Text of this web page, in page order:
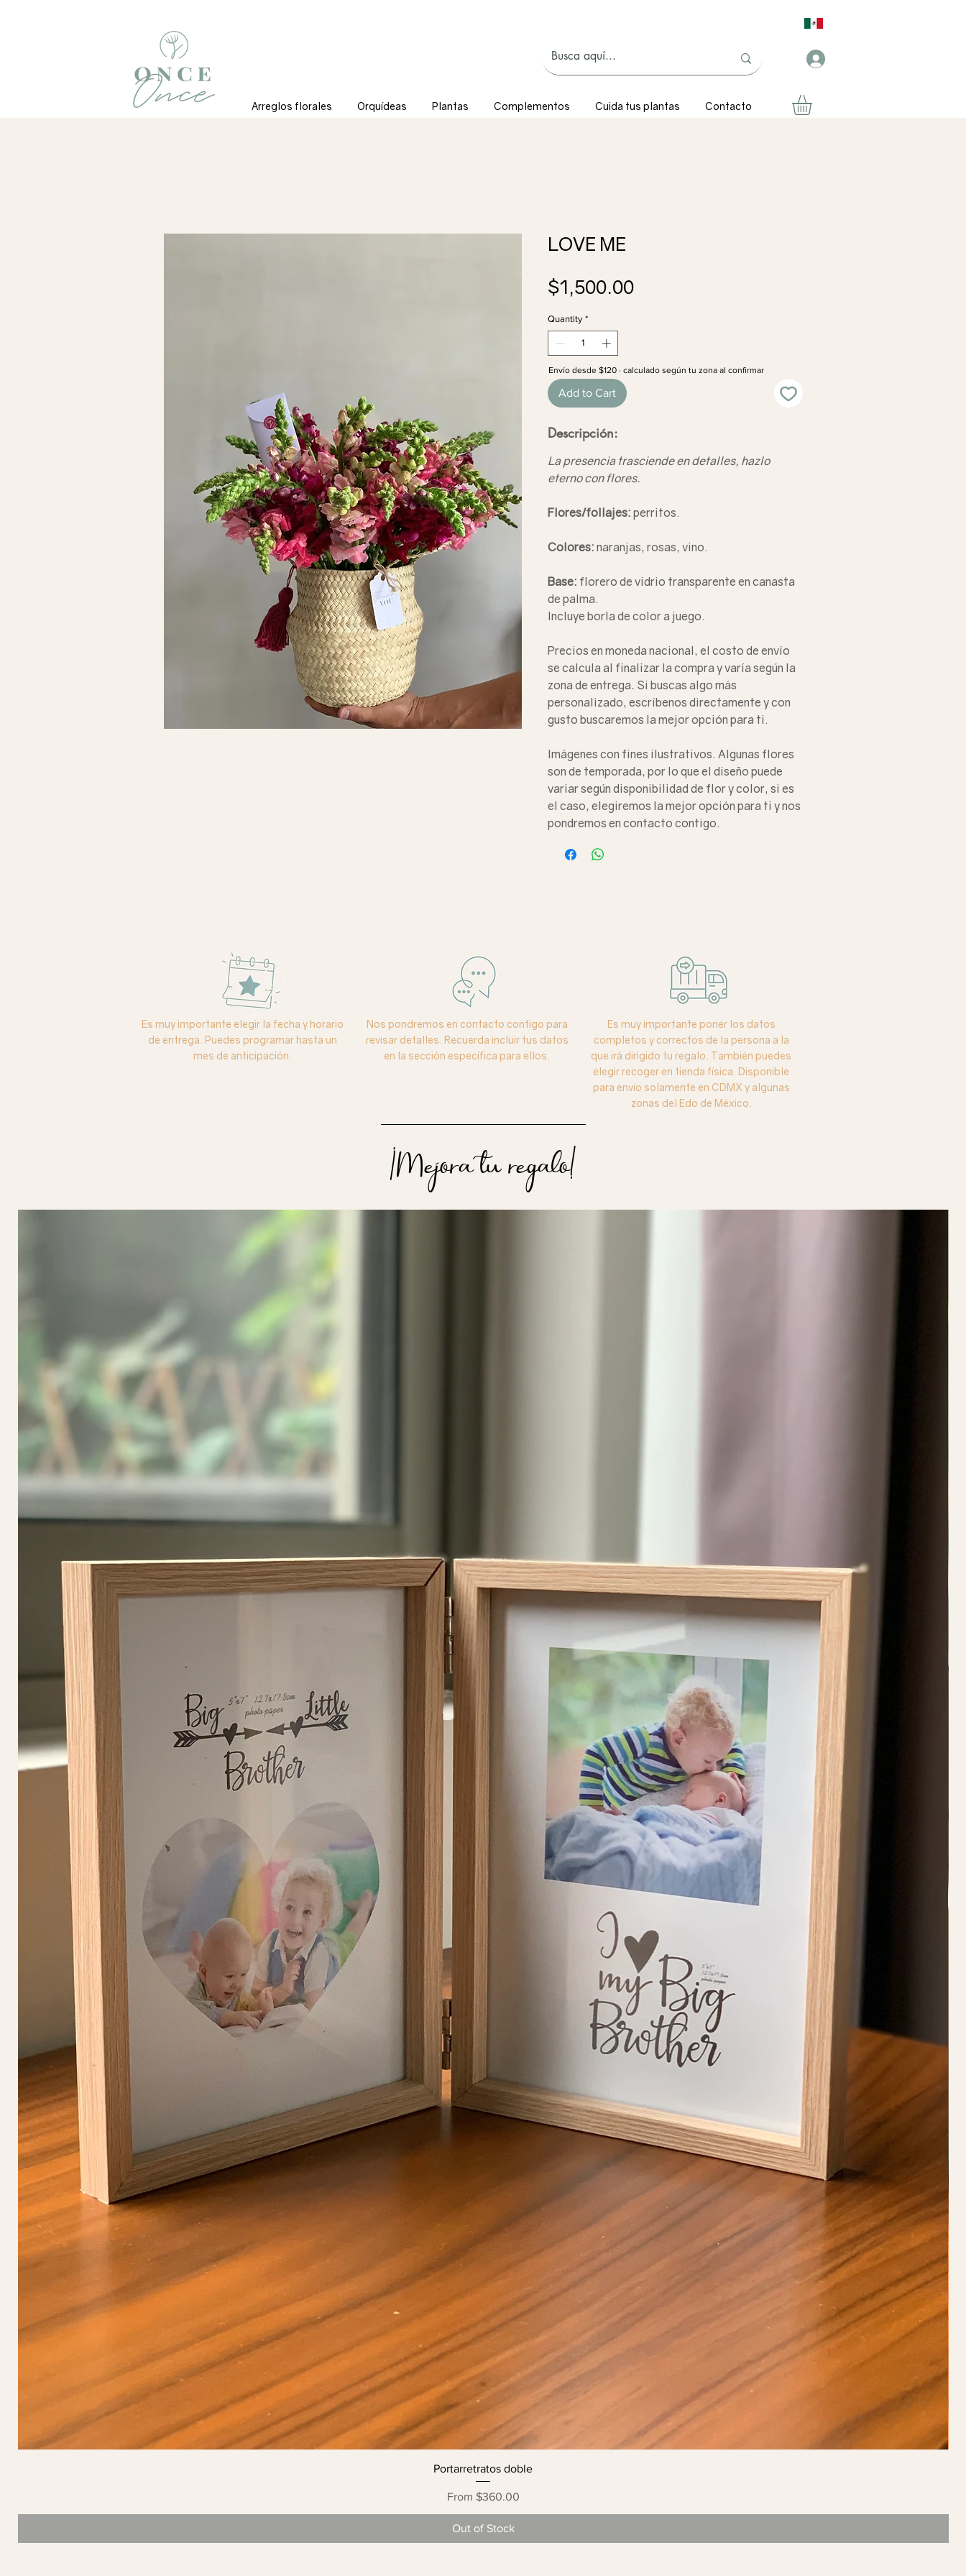
Arreglos florales Orquídeas Plantas Complementos Cuida tus plantas Contacto
LOVE ME
$1,500.00Price
Quantity *
Add to Cart
Descripción:
La presencia trasciende en detalles, hazlo
eterno con flores.
Flores/follajes: perritos.
Colores: naranjas, rosas, vino.
Base: florero de vidrio transparente en canasta
de palma.
Incluye borla de color a juego.
Precios en moneda nacional, el costo de envío
se calcula al finalizar la compra y varía según la
zona de entrega. Si buscas algo más
personalizado, escríbenos directamente y con
gusto buscaremos la mejor opción para ti.
Imágenes con fines ilustrativos. Algunas flores
son de temporada, por lo que el diseño puede
variar según disponibilidad de flor y color, si es
el caso, elegiremos la mejor opción para ti y nos
pondremos en contacto contigo.
Envío desde $120 · calculado según tu zona al confirmar
Es muy importante elegir la fecha y horario
de entrega. Puedes programar hasta un
mes de anticipación.
Nos pondremos en contacto contigo para
revisar detalles. Recuerda incluir tus datos
en la sección específica para ellos.
Es muy importante poner los datos
completos y correctos de la persona a la
que irá dirigido tu regalo. También puedes
elegir recoger en tienda física. Disponible
para envío solamente en CDMX y algunas
zonas del Edo de México.
¡Mejora tu regalo!
Portarretratos doble
Price
From $360.00
Out of Stock